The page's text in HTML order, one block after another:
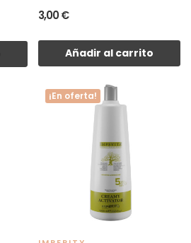
Vol....
3,00 €
Añadir al carrito
¡En oferta!